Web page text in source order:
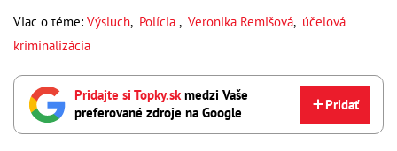
Viac o téme: Výsluch, Polícia , Veronika Remišová, účelová
kriminalizácia
Pridajte si Topky.skmedzi Vaše
preferované zdroje na Google
Pridať